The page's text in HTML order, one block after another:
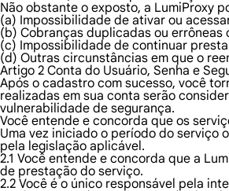
Não obstante o exposto, a LumiProxy
(a) Impossibilidade de ativar ou
(b) Cobranças duplicadas ou errôneas
(c) Impossibilidade de continuar
(d) Outras circunstâncias em que o
Artigo 2 Conta do Usuário, Senha e
Após o cadastro com sucesso, você
realizadas em sua conta serão
vulnerabilidade de segurança.
Você entende e concorda que os
Uma vez iniciado o período do serviço
pela legislação aplicável.
2.1 Você entende e concorda que a
de prestação do serviço.
2.2 Você é o único responsável pela